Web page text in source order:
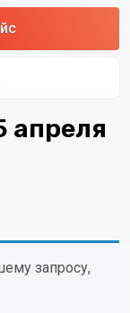
апреля
запросу,